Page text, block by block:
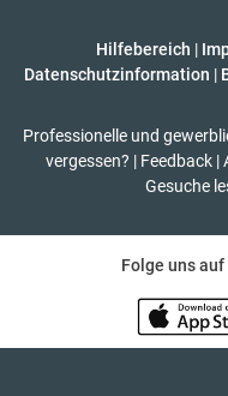
Hilfebereich |
Datenschutzinformation |
Professionelle und
vergessen? | Feedback |
Gesuche
Folge uns auf